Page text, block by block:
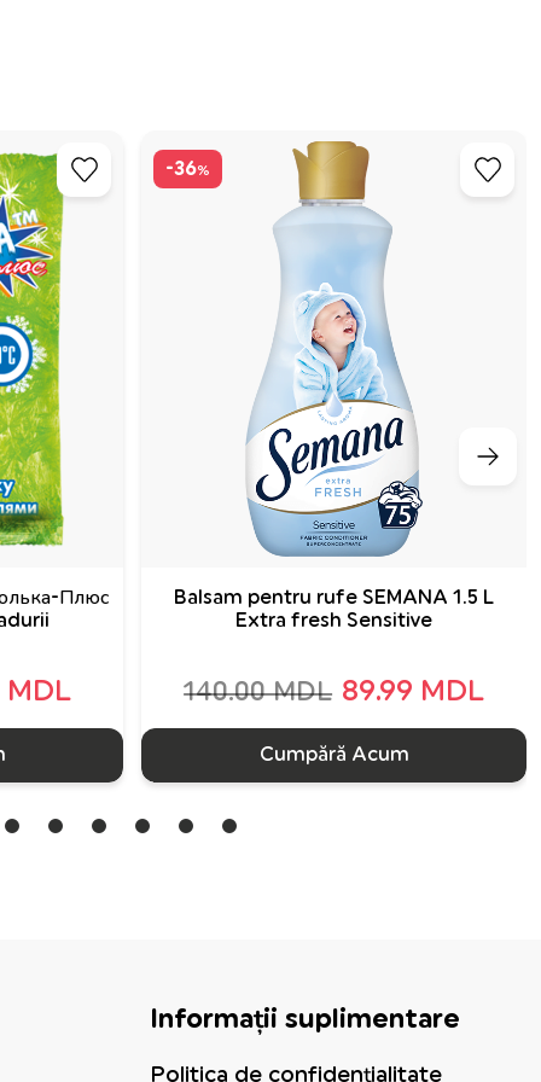
Плюс
MDL
-36%
Balsam pentru rufe SEMANA 1.5 L
Extra fresh Sensitive
140.00 MDL 89.99 MDL
Cumpără Acum
Informații suplimentare
Politica de confidențialitate